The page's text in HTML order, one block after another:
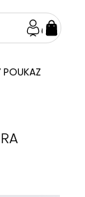
POUKAZ